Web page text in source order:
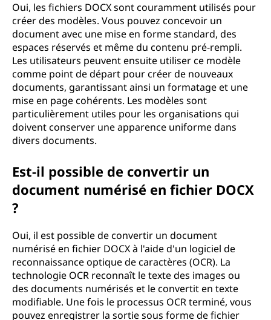
Oui, les fichiers DOCX sont couramment utilisés pour
créer des modèles. Vous pouvez concevoir un
document avec une mise en forme standard, des
espaces réservés et même du contenu pré-rempli.
Les utilisateurs peuvent ensuite utiliser ce modèle
comme point de départ pour créer de nouveaux
documents, garantissant ainsi un formatage et une
mise en page cohérents. Les modèles sont
particulièrement utiles pour les organisations qui
doivent conserver une apparence uniforme dans
divers documents.
Est-il possible de convertir un
document numérisé en fichier DOCX
?
Oui, il est possible de convertir un document
numérisé en fichier DOCX à l'aide d'un logiciel de
reconnaissance optique de caractères (OCR). La
technologie OCR reconnaît le texte des images ou
des documents numérisés et le convertit en texte
modifiable. Une fois le processus OCR terminé, vous
pouvez enregistrer la sortie sous forme de fichier